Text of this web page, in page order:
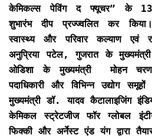
केमिकल्स पेविंग द फ्यूचर” के 13वें
शुभारंभ दीप प्रज्ज्वलित कर
स्वास्थ्य और परिवार कल्याण एवं
अनुप्रिया पटेल, गुजरात के
ओडिशा के मुख्यमंत्री मोहन
पदाधिकारी और विभिन्न उद्योग
मुख्यमंत्री डॉ. यादव कैटालाइजिंग
केमिकल स्ट्रेटजीज फॉर ग्लोबल
फिक्की और अर्नेस्ट एंड यंग द्वारा